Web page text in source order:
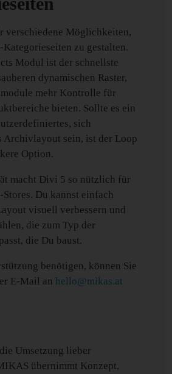
verschiedene Möglichkeiten,
Kategorieseiten zu gestalten.
Modul ist der schnellste
dynamischen Raster,
mehr Kontrolle für
bieten. Sollte es ein
sich
Archivlayout sein, ist der Loop
Option.
macht Divi 5 so nützlich für
Stores. Du kannst einfach
visuell verbessern und
die zum Typ der
die Du baust.
benötigen, können Sie
E-Mail an hello@mikas.at
Umsetzung lieber
übernimmt Konzept,